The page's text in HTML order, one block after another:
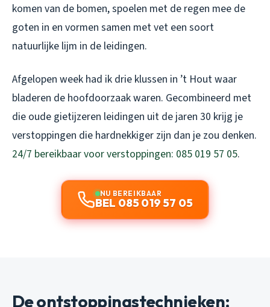
komen van de bomen, spoelen met de regen mee de
goten in en vormen samen met vet een soort
natuurlijke lijm in de leidingen.
Afgelopen week had ik drie klussen in ’t Hout waar
bladeren de hoofdoorzaak waren. Gecombineerd met
die oude gietijzeren leidingen uit de jaren 30 krijg je
verstoppingen die hardnekkiger zijn dan je zou denken.
24/7 bereikbaar voor verstoppingen: 085 019 57 05.
NU BEREIKBAAR
BEL 085 019 57 05
De ontstoppingstechnieken: